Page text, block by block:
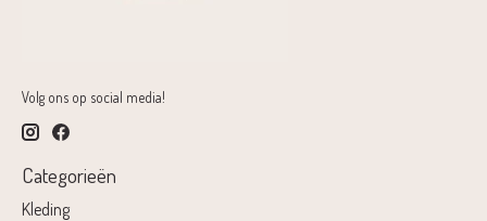
Volg ons op social media!
Categorieën
Kleding